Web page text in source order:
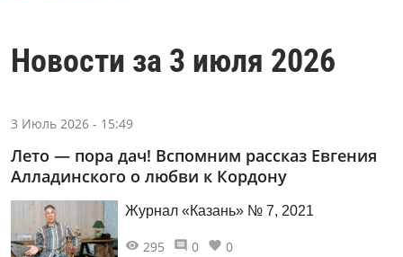
Новости за 3 июля 2026
3 Июль 2026 - 15:49
Лето — пора дач! Вспомним рассказ Евгения
Алладинского о любви к Кордону
Журнал «Казань» № 7, 2021
295 0 0